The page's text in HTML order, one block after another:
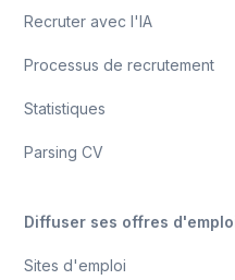
Recruter avec l'IA
Processus de recrutement
Statistiques
Parsing CV
Diffuser ses offres
Sites d'emploi